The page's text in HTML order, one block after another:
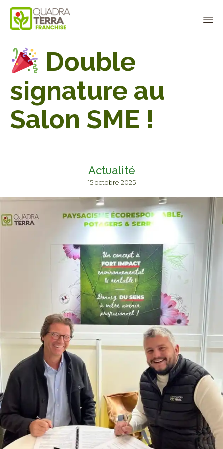
Panneau de gestion des cookies
Double
signature au
Salon SME !
Actualité
15 octobre 2025